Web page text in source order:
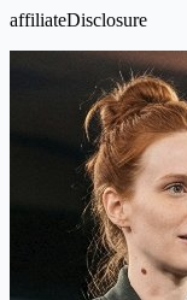
affiliateDisclosure